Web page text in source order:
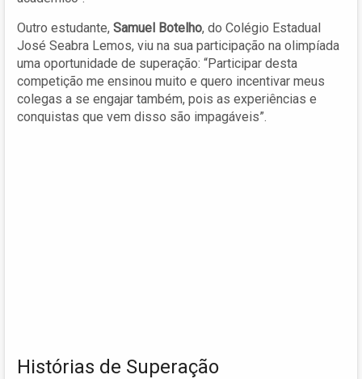
Outro estudante, Samuel Botelho, do Colégio Estadual
José Seabra Lemos, viu na sua participação na olimpíada
uma oportunidade de superação: “Participar desta
competição me ensinou muito e quero incentivar meus
colegas a se engajar também, pois as experiências e
conquistas que vem disso são impagáveis”.
Histórias de Superação